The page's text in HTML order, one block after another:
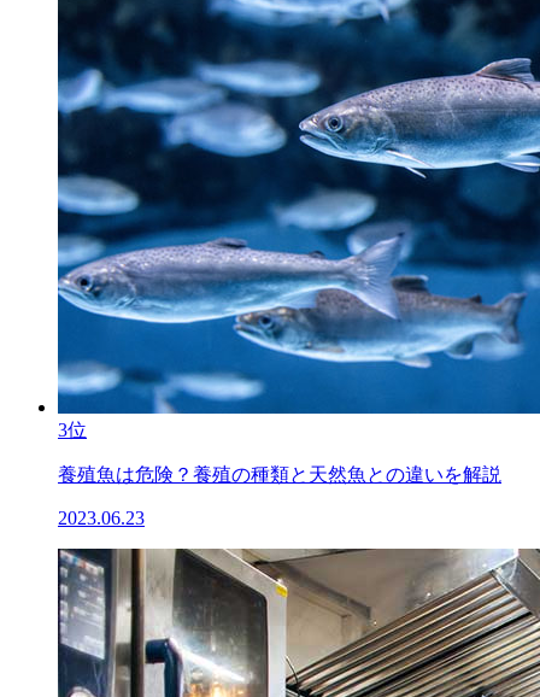
3位
養殖魚は危険？養殖の種類と天然魚との違いを解説
2023.06.23